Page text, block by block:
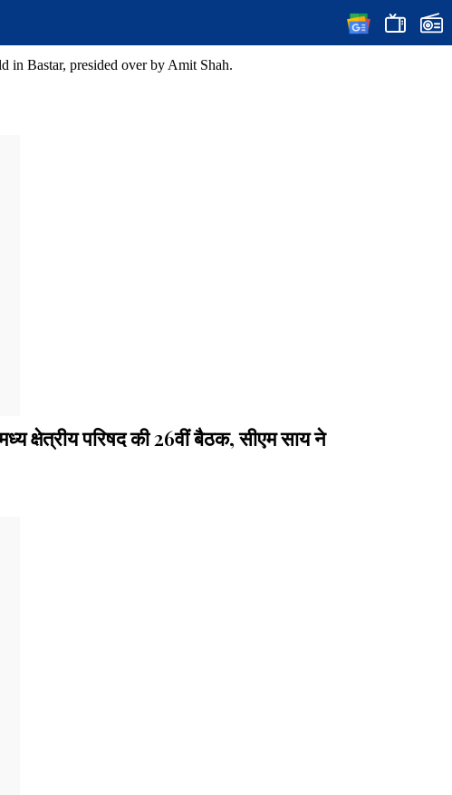
in Bastar, presided over by Amit Shah.
परिषद की 26वीं बैठक, सीएम साय ने